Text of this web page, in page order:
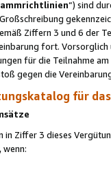
“) sind
Ziffern 3 und 6 der
fort.
für die Teilnahme
gegen die
für
in Ziffer 3 dieses
wenn: